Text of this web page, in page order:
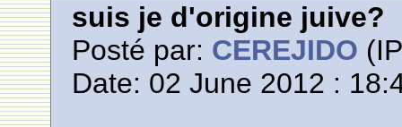
suis je d'origine juive?
Posté par: CEREJIDO
Date: 02 June 2012 :